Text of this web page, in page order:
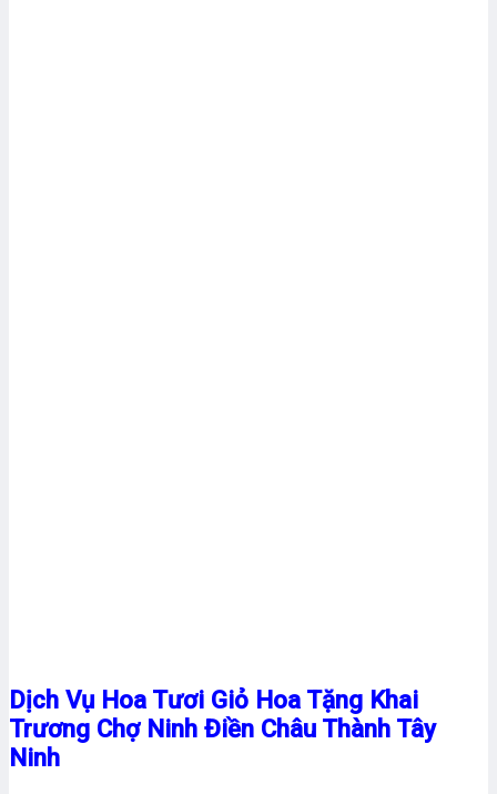
Dịch Vụ Hoa Tươi Giỏ Hoa Tặng Khai
Trương Chợ Ninh Điền Châu Thành Tây
Ninh